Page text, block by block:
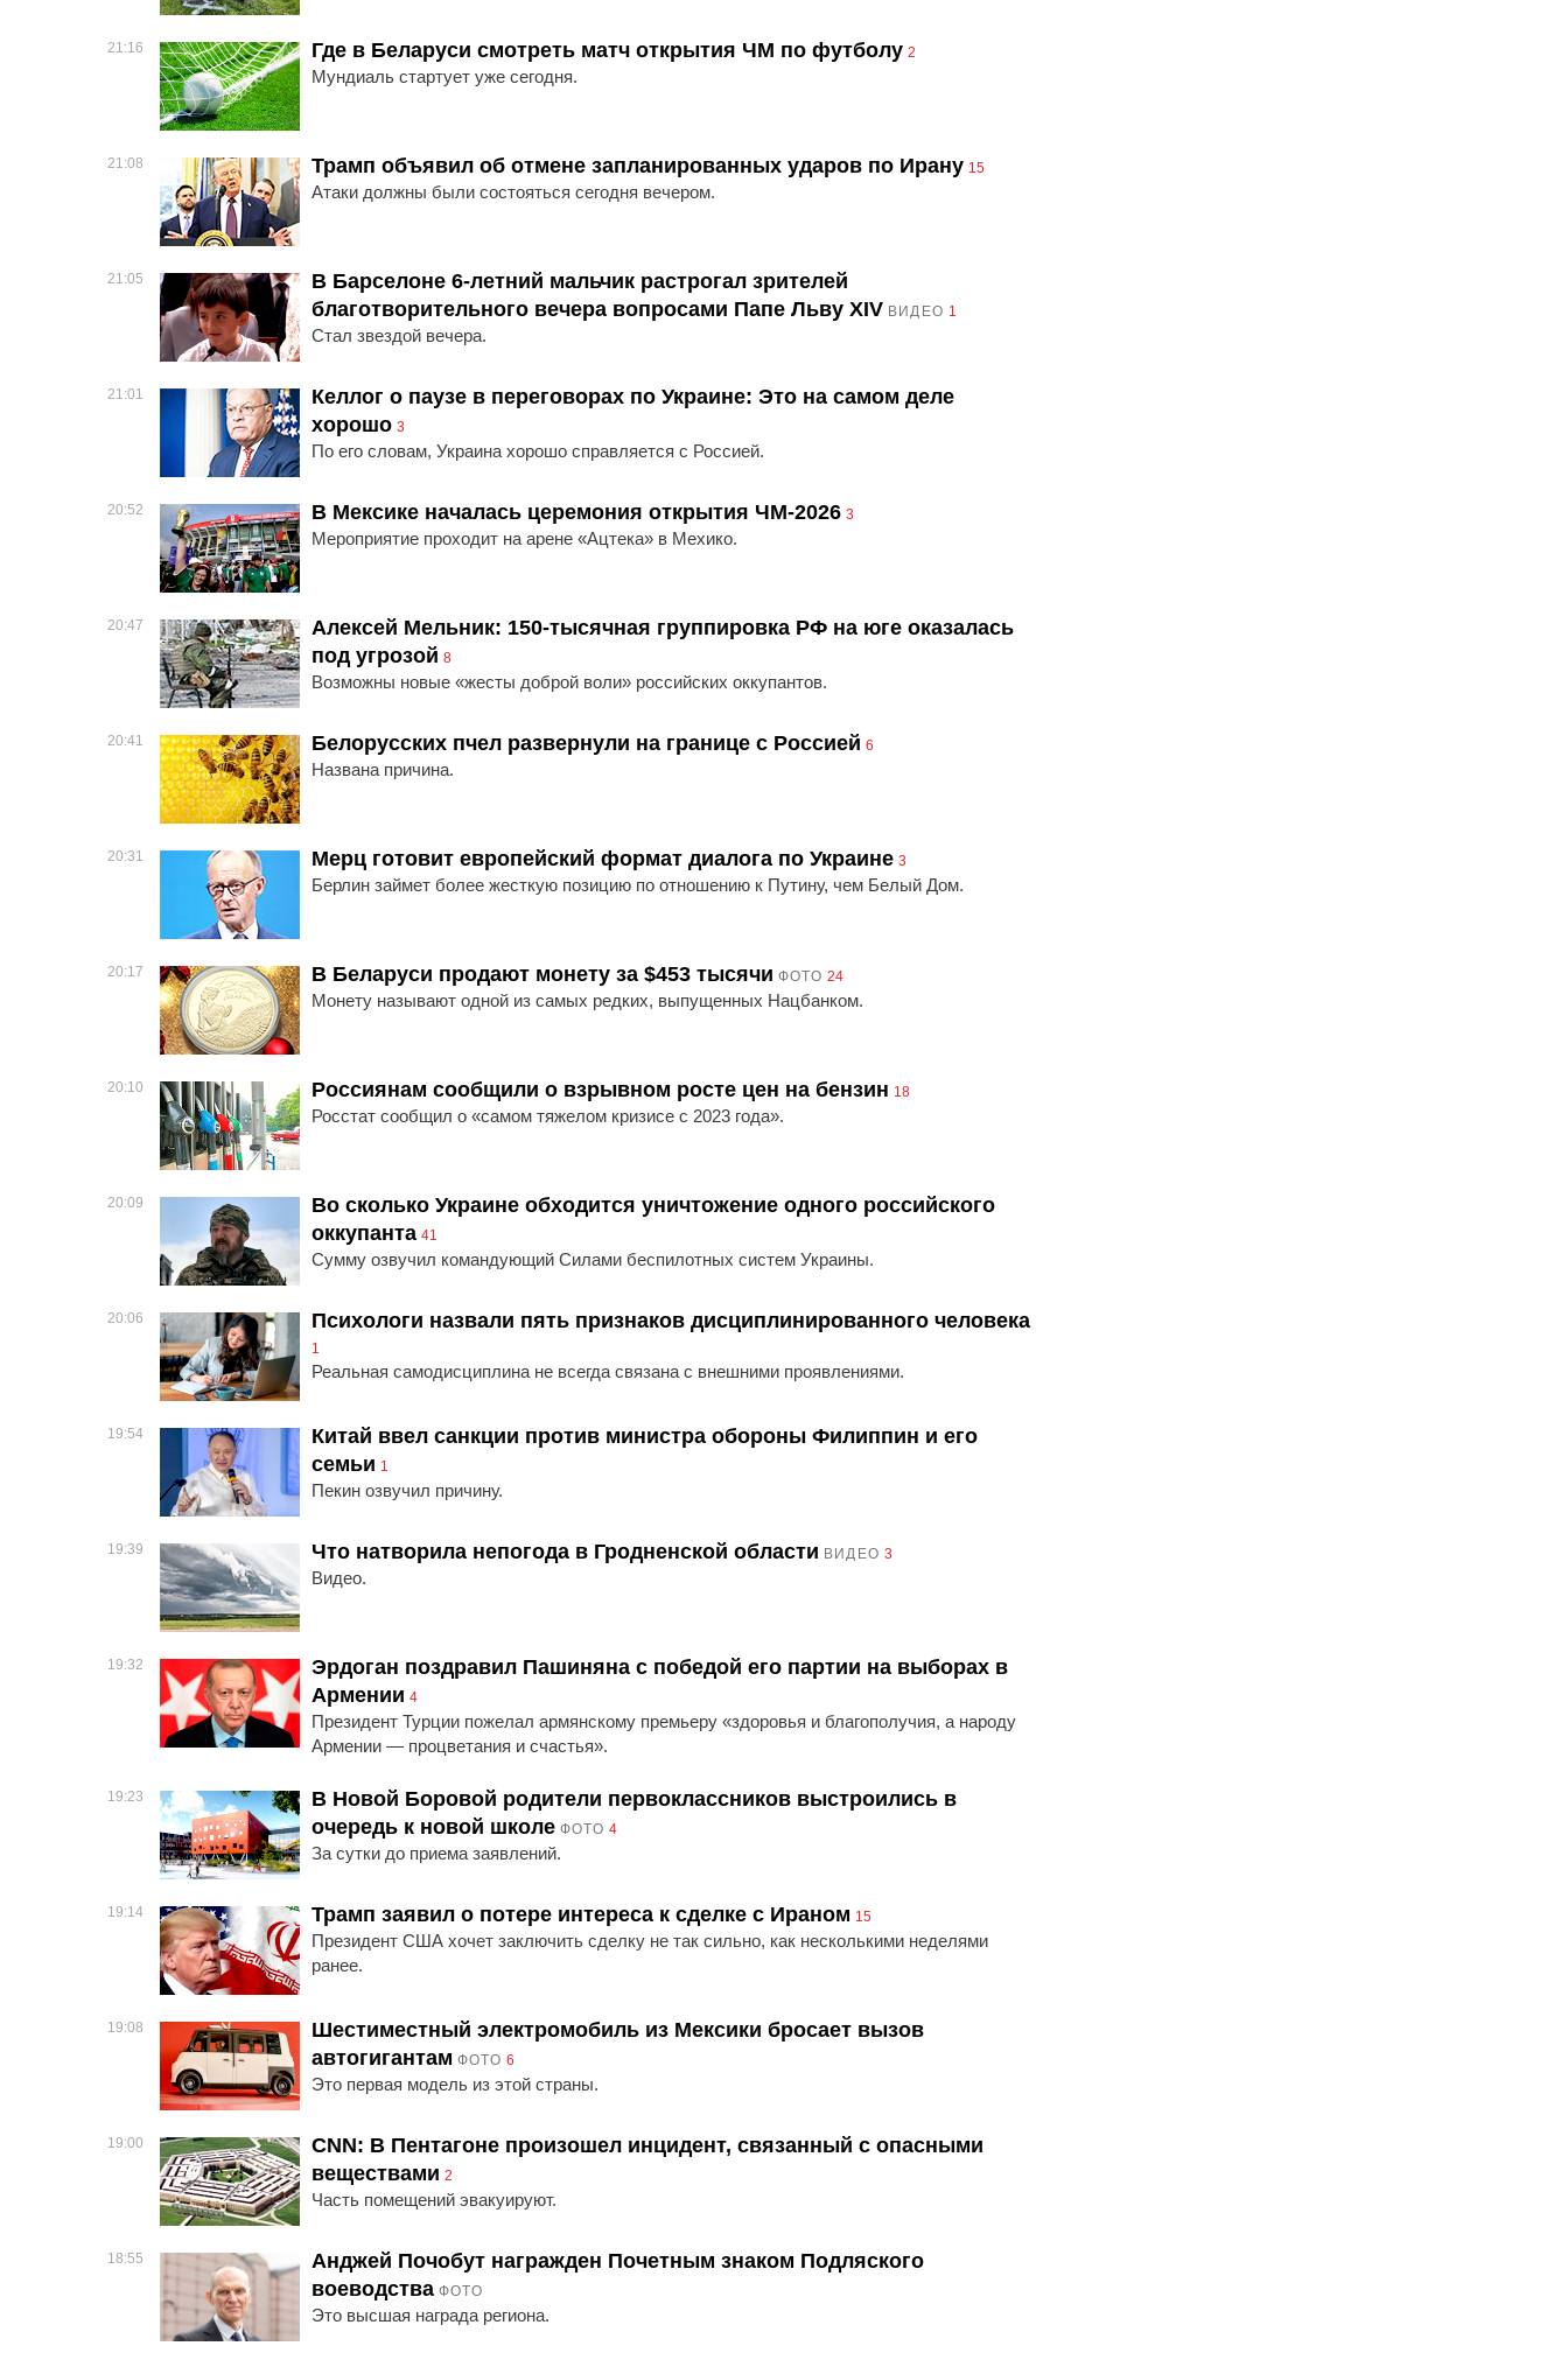
21:16 Где в Беларуси смотреть матч открытия ЧМ по футболу 2
Мундиаль стартует уже сегодня.
21:08 Трамп объявил об отмене запланированных ударов по Ирану 15
Атаки должны были состояться сегодня вечером.
21:05
В Барселоне 6-летний мальчик растрогал зрителей
благотворительного вечера вопросами Папе Льву XIV ВИДЕО 1
Стал звездой вечера.
21:01
Келлог о паузе в переговорах по Украине: Это на самом деле
хорошо 3
По его словам, Украина хорошо справляется с Россией.
20:52 В Мексике началась церемония открытия ЧМ-2026 3
Мероприятие проходит на арене «Ацтека» в Мехико.
20:47
Алексей Мельник: 150-тысячная группировка РФ на юге оказалась
под угрозой 8
Возможны новые «жесты доброй воли» российских оккупантов.
20:41 Белорусских пчел развернули на границе с Россией 6
Названа причина.
20:31 Мерц готовит европейский формат диалога по Украине 3
Берлин займет более жесткую позицию по отношению к Путину, чем Белый Дом.
20:17 В Беларуси продают монету за $453 тысячи ФОТО 24
Монету называют одной из самых редких, выпущенных Нацбанком.
20:10 Россиянам сообщили о взрывном росте цен на бензин 18
Росстат сообщил о «самом тяжелом кризисе с 2023 года».
20:09
Во сколько Украине обходится уничтожение одного российского
оккупанта 41
Сумму озвучил командующий Силами беспилотных систем Украины.
20:06 Психологи назвали пять признаков дисциплинированного человека
1
Реальная самодисциплина не всегда связана с внешними проявлениями.
19:54
Китай ввел санкции против министра обороны Филиппин и его
семьи 1
Пекин озвучил причину.
19:39 Что натворила непогода в Гродненской области ВИДЕО 3
Видео.
19:32
Эрдоган поздравил Пашиняна с победой его партии на выборах в
Армении 4
Президент Турции пожелал армянскому премьеру «здоровья и благополучия, а народу
Армении — процветания и счастья».
19:23
В Новой Боровой родители первоклассников выстроились в
очередь к новой школе ФОТО 4
За сутки до приема заявлений.
19:14 Трамп заявил о потере интереса к сделке с Ираном 15
Президент США хочет заключить сделку не так сильно, как несколькими неделями
ранее.
19:08
Шестиместный электромобиль из Мексики бросает вызов
автогигантам ФОТО 6
Это первая модель из этой страны.
19:00
CNN: В Пентагоне произошел инцидент, связанный с опасными
веществами 2
Часть помещений эвакуируют.
18:55
Анджей Почобут награжден Почетным знаком Подляского
воеводства ФОТО
Это высшая награда региона.